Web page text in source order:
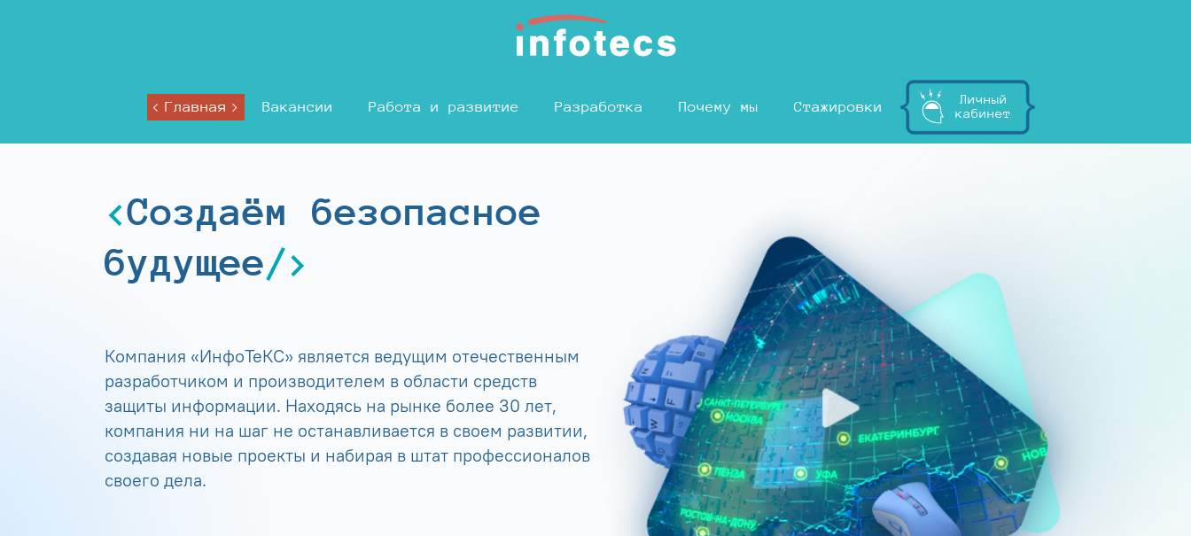
Главная Вакансии Работа и развитие Разработка Почему мы Стажировки
Личный
кабинет
Создаём безопасное
будущее
Компания «ИнфоТеКС» является ведущим отечественным
разработчиком и производителем в области средств
защиты информации. Находясь на рынке более 30 лет,
компания ни на шаг не останавливается в своем развитии,
создавая новые проекты и набирая в штат профессионалов
своего дела.